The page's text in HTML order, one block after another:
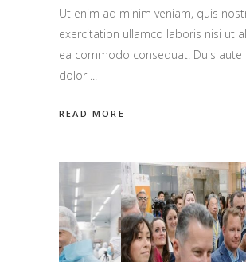
Ut enim ad minim veniam, quis
exercitation ullamco laboris nisi ut
ea commodo consequat. Duis aute
dolor
READ MORE